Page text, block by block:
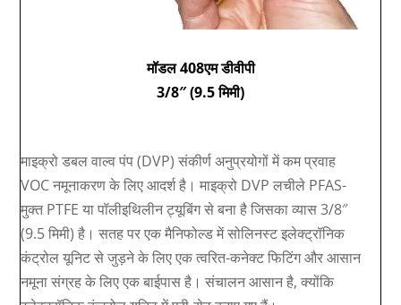
मॉडल 408एम डीवीपी
3/8″ (9.5 मिमी)
माइक्रो डबल वाल्व पंप (DVP) संकीर्ण अनुप्रयोगों में कम प्रवाह
VOC नमूनाकरण के लिए आदर्श है। माइक्रो DVP लचीले PFAS-
मुक्त PTFE या पॉलीइथिलीन ट्यूबिंग से बना है जिसका व्यास 3/8″
(9.5 मिमी) है। सतह पर एक मैनिफोल्ड में सोलिनस्ट इलेक्ट्रॉनिक
कंट्रोल यूनिट से जुड़ने के लिए एक त्वरित-कनेक्ट फिटिंग और आसान
नमूना संग्रह के लिए एक बाईपास है। संचालन आसान है, क्योंकि